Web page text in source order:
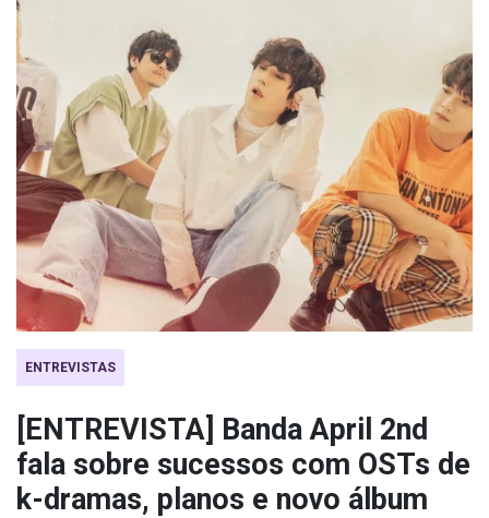
ENTREVISTAS
[ENTREVISTA] Banda April 2nd
fala sobre sucessos com OSTs de
k-dramas, planos e novo álbum